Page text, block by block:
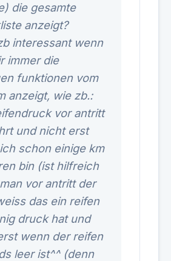
die gesamte
anzeigt?
interessant wenn
immer die
funktionen vom
anzeigt, wie zb.:
vor antritt
und nicht erst
schon einige km
bin (ist hilfreich
vor antritt der
das ein reifen
druck hat und
wenn der reifen
leer ist^^ (denn